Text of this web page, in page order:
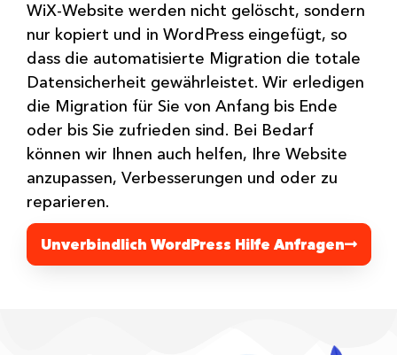
WiX-Website werden nicht gelöscht, sondern
nur kopiert und in WordPress eingefügt, so
dass die automatisierte Migration die totale
Datensicherheit gewährleistet. Wir erledigen
die Migration für Sie von Anfang bis Ende
oder bis Sie zufrieden sind. Bei Bedarf
können wir Ihnen auch helfen, Ihre Website
anzupassen, Verbesserungen und oder zu
reparieren.
Unverbindlich WordPress Hilfe Anfragen